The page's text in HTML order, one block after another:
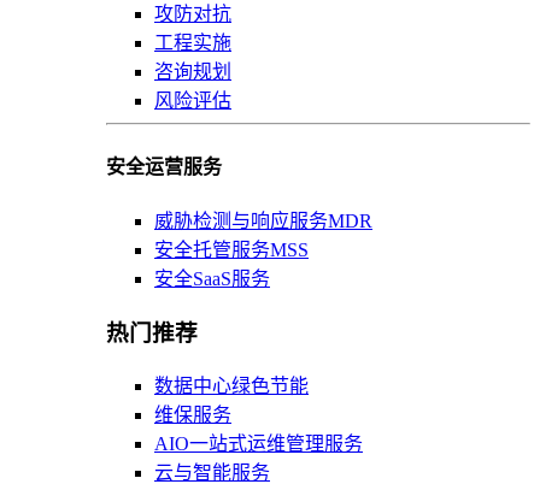
攻防对抗
工程实施
咨询规划
风险评估
安全运营服务
威胁检测与响应服务MDR
安全托管服务MSS
安全SaaS服务
热门推荐
数据中心绿色节能
维保服务
AIO一站式运维管理服务
云与智能服务